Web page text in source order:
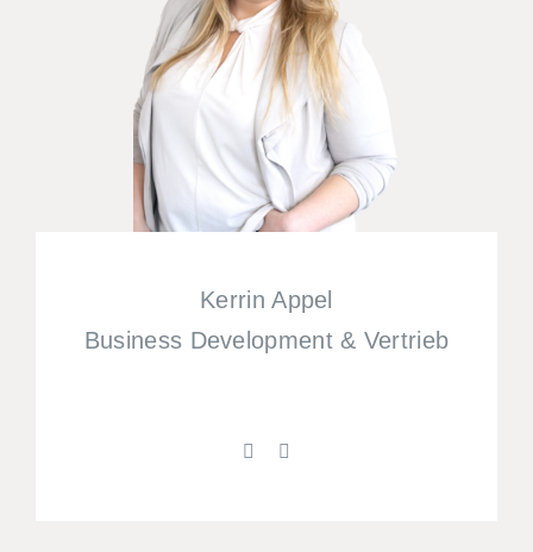
Kerrin Appel
Business Development & Vertrieb